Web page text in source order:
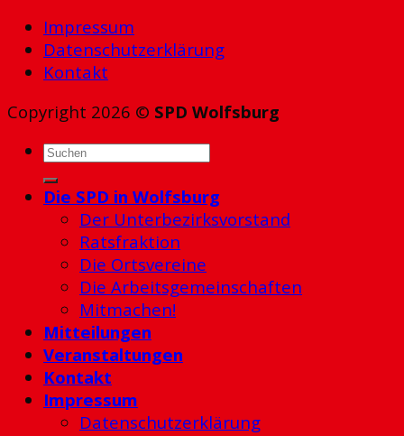
Impressum
Datenschutzerklärung
Kontakt
Copyright 2026 © SPD Wolfsburg
Die SPD in Wolfsburg
Der Unterbezirksvorstand
Ratsfraktion
Die Ortsvereine
Die Arbeitsgemeinschaften
Mitmachen!
Mitteilungen
Veranstaltungen
Kontakt
Impressum
Datenschutzerklärung